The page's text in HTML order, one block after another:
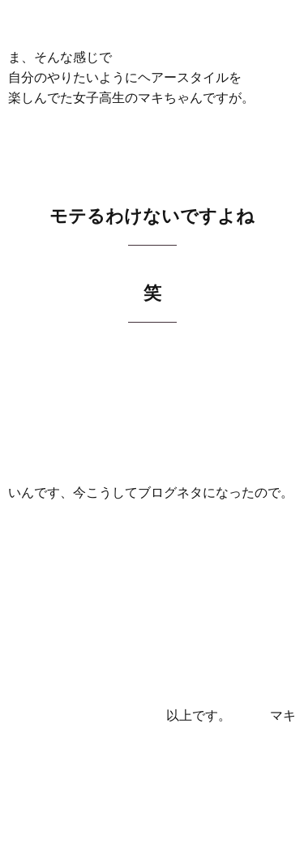
ま、そんな感じで
自分のやりたいようにヘアースタイルを
楽しんでた女子高生のマキちゃんですが。
モテるわけないですよね
笑
いんです、今こうしてブログネタになったので。
以上です。 マキ